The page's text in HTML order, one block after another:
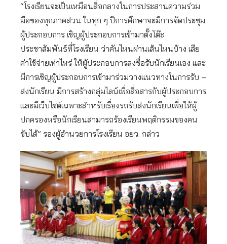
“โรงเรียนจะเป็นเหมือนสื่อกลางในการประสานความร่วม
มือของทุกภาคส่วน ในทุก ๆ ปีการศึกษาจะมีการจัดประชุม
ผู้ประกอบการ เชิญผู้ประกอบการเข้ามาตั้งโต๊ะ
ประชาสัมพันธ์ที่โรงเรียน ว่าคันไหนผ่านเส้นไหนบ้าง เสีย
ค่าใช้จ่ายเท่าไหร่ ให้ผู้ประกอบการลงชื่อรับนักเรียนเอง และ
มีการเชิญผู้ประกอบการเข้ามาร่วมวางแนวทางในการรับ –
ส่งนักเรียน มีการสร้างกลุ่มไลน์เพื่อสื่อสารกับผู้ประกอบการ
และมีเว็บไซต์เฉพาะสำหรับเรื่องรถรับส่งนักเรียนเพื่อให้ผู้
ปกครองหรือนักเรียนสามารถร้องเรียนพฤติกรรมของคน
ขับได้” รองผู้อำนวยการโรงเรียน อยว. กล่าว